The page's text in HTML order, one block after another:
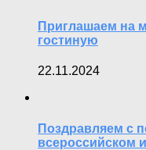
Приглашаем на
гостиную
22.11.2024
Поздравляем с
всероссийском